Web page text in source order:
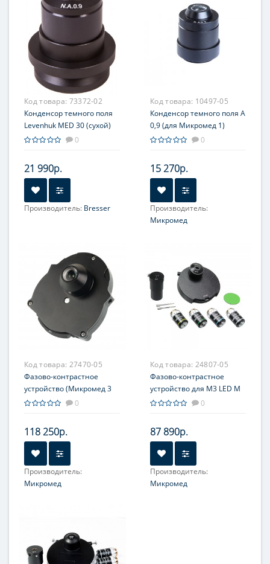
Код товара: 73372-02
Конденсор темного поля
Levenhuk MED 30 (сухой)
0
21 990р.
Производитель: Bresser
Код товара: 10497-05
Конденсор темного поля А
0,9 (для Микромед 1)
0
15 270р.
Производитель:
Микромед
Код товара: 27470-05
Фазово-контрастное
устройство (Микромед 3
М)
0
118 250р.
Производитель:
Микромед
Код товара: 24807-05
Фазово-контрастное
устройство для М3 LED M
0
87 890р.
Производитель:
Микромед